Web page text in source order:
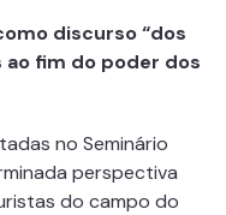
discurso “dos
fim do poder dos
no Seminário
perspectiva
do campo do